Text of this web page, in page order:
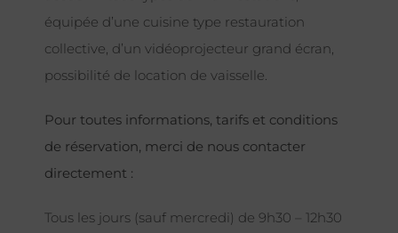
équipée d’une cuisine type restauration
collective, d’un vidéoprojecteur grand écran,
possibilité de location de vaisselle.
Pour toutes informations, tarifs et conditions
de réservation, merci de nous contacter
directement :
Tous les jours (sauf mercredi) de 9h30 – 12h30